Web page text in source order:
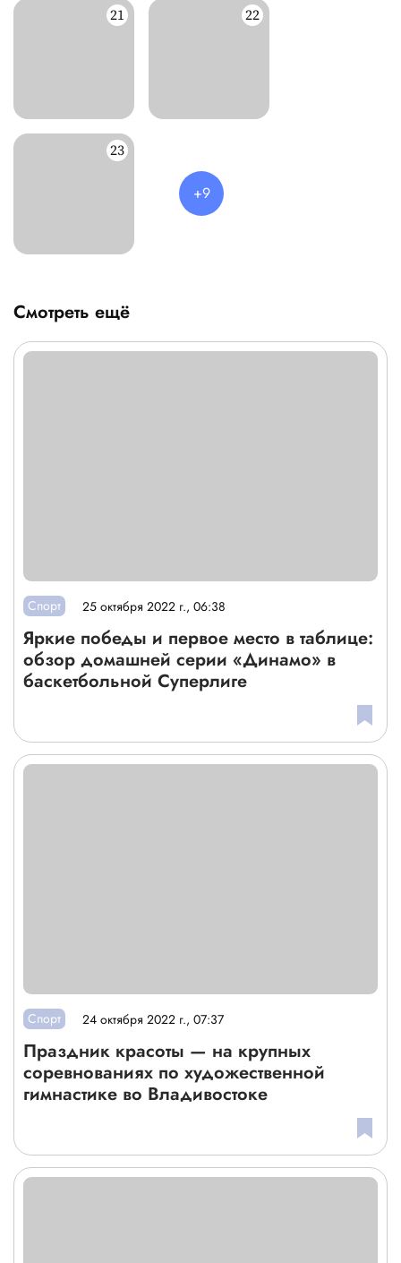
Смотреть ещё
Спорт 25 октября 2022 г., 06:38
Яркие победы и первое место в таблице:
обзор домашней серии «Динамо» в
баскетбольной Суперлиге
Спорт 24 октября 2022 г., 07:37
Праздник красоты — на крупных
соревнованиях по художественной
гимнастике во Владивостоке